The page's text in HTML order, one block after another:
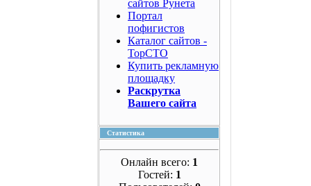
сайтов Рунета
Портал
пофигистов
Каталог сайтов -
TopCTO
Купить рекламную
площадку
Раскрутка
Вашего сайта
Статистика
Онлайн всего: 1
Гостей: 1